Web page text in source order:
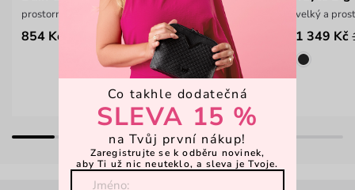
prostorný pánský cestovní batoh
854 Kč
velký a
1 349 Kč
Co takhle dodatečná
SLEVA 15 %
na Tvůj první nákup!
Zaregistrujte se k odběru novinek,
aby Ti už nic neuteklo, a sleva je Tvoje.